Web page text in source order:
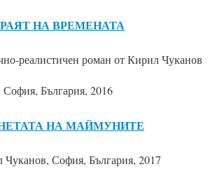
НА ВРЕМЕНАТА
реалистичен роман от Кирил Чуканов
София, България, 2016
НА МАЙМУНИТЕ
София, България, 2017